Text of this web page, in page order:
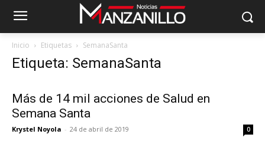
Inicio Etiquetas SemanaSanta
Etiqueta: SemanaSanta
Más de 14 mil acciones de Salud en
Semana Santa
Krystel Noyola - 24 de abril de 2019 0